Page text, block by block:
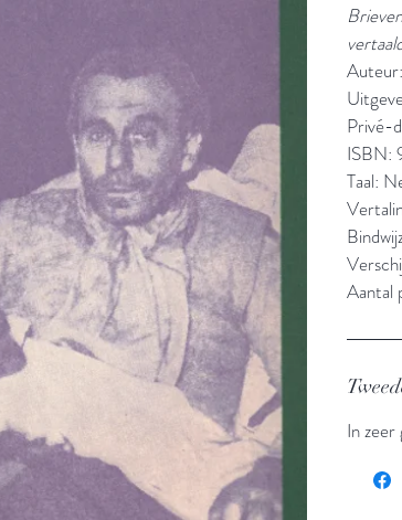
Privé-
ISBN:
Taal:
Aantal
In zeer